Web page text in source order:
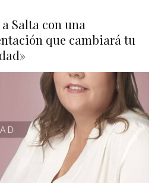
Salta con una
que cambiará tu